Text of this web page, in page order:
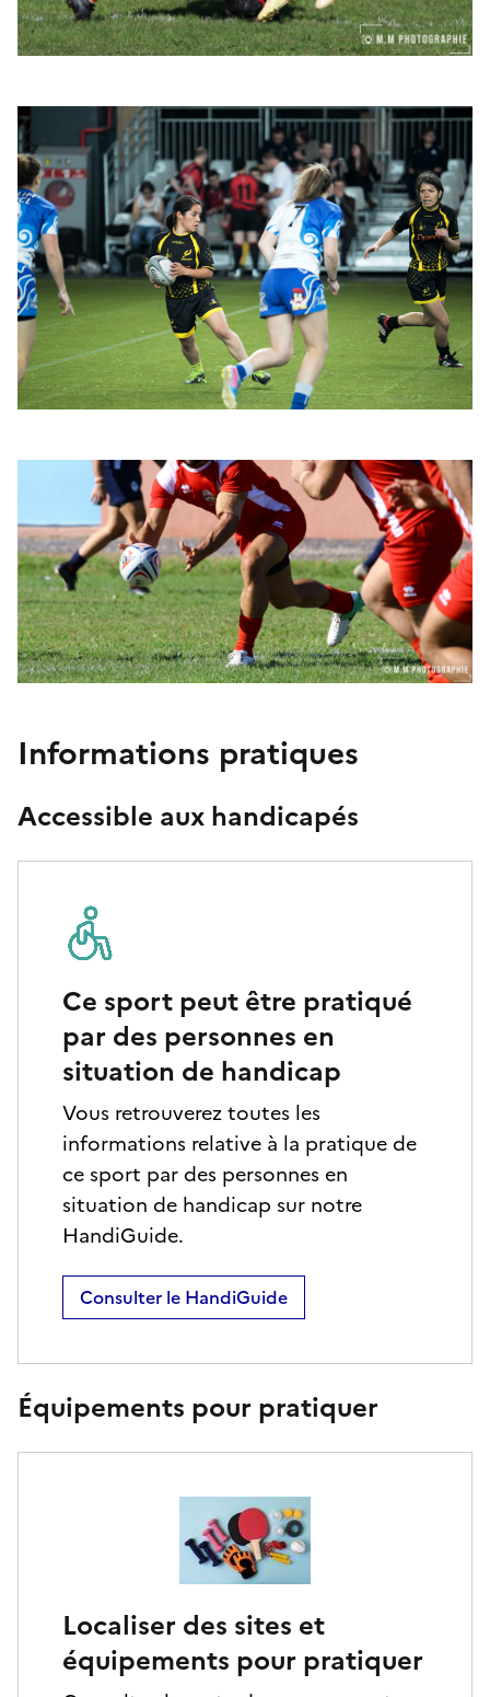
Informations pratiques
Accessible aux handicapés
Ce sport peut être pratiqué
par des personnes en
situation de handicap
Vous retrouverez toutes les
informations relative à la pratique de
ce sport par des personnes en
situation de handicap sur notre
HandiGuide.
Consulter le HandiGuide
Équipements pour pratiquer
Localiser des sites et
équipements pour pratiquer